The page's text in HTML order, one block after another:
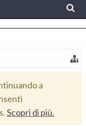
a
Scopri di più.